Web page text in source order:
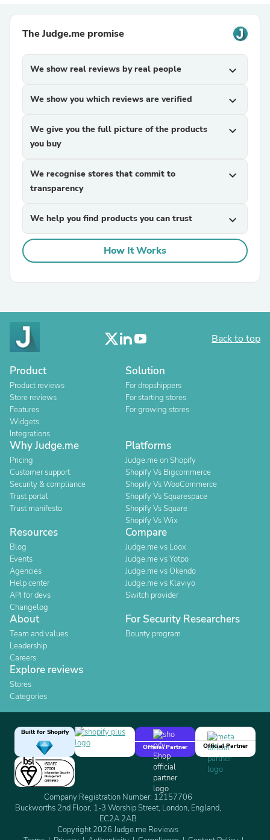
The Judge.me promise
We show real reviews by real people expand_more
We show you which reviews are verified expand_more
We give you the full picture of the products
you buy
expand_more
We recognise stores that commit to
transparency
expand_more
We help you find products you can trust expand_more
How It Works
Back to top
Product
Product reviews
Store reviews
Features
Widgets
Integrations
Solution
For dropshippers
For starting stores
For growing stores
Why Judge.me
Pricing
Customer support
Security & compliance
Trust portal
Trust manifesto
Platforms
Judge.me on Shopify
Shopify Vs Bigcommerce
Shopify Vs WooCommerce
Shopify Vs Squarespace
Shopify Vs Square
Shopify Vs Wix
Resources
Blog
Events
Agencies
Help center
API for devs
Changelog
Compare
Judge.me vs Loox
Judge.me vs Yotpo
Judge.me vs Okendo
Judge.me vs Klaviyo
Switch provider
About
Team and values
Leadership
Careers
For Security Researchers
Bounty program
Explore reviews
Stores
Categories
Built for Shopify
Official Partner
Official Partner
Company Registration Number: 12157706
Buckworths 2nd Floor, 1-3 Worship Street, London, England,
EC2A 2AB
Copyright 2026 Judge.me Reviews